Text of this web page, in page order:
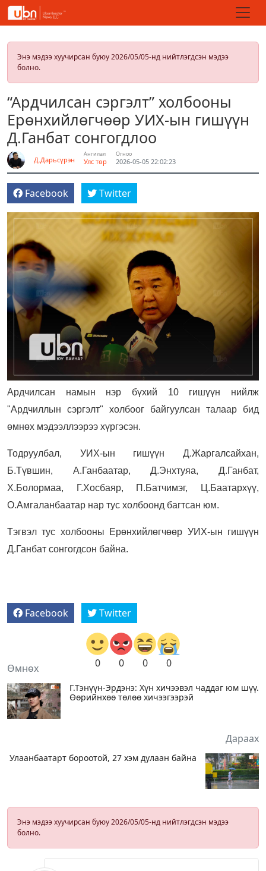
Энэ мэдээ хуучирсан буюу 2026/05/05-нд нийтлэгдсэн мэдээ
болно.
“Ардчилсан сэргэлт” холбооны
Ерөнхийлөгчөөр УИХ-ын гишүүн
Д.Ганбат сонгогдлоо
Д.Дарьсүрэн
Ангилал
Улс төр
Огноо
2026-05-05 22:02:23
Facebook Twitter
Ардчилсан намын нэр бүхий 10 гишүүн нийлж
"Ардчиллын сэргэлт" холбоог байгуулсан талаар бид
өмнөх мэдээллээрээ хүргэсэн.
Тодруулбал, УИХ-ын гишүүн Д.Жаргалсайхан,
Б.Түвшин, А.Ганбаатар, Д.Энхтуяа, Д.Ганбат,
Х.Болормаа, Г.Хосбаяр, П.Батчимэг, Ц.Баатархүү,
О.Амгаланбаатар нар тус холбоонд багтсан юм.
Тэгвэл тус холбооны Ерөнхийлөгчөөр УИХ-ын гишүүн
Д.Ганбат сонгогдсон байна.
Facebook Twitter
0 0 0 0
Өмнөх
Г.Тэнүүн-Эрдэнэ: Хүн хичээвэл чаддаг юм шүү.
Өөрийнхөө төлөө хичээгээрэй
Дараах
Улаанбаатарт бороотой, 27 хэм дулаан байна
Энэ мэдээ хуучирсан буюу 2026/05/05-нд нийтлэгдсэн мэдээ
болно.